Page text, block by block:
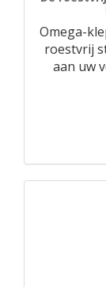
Omega-
roestvrij
aan uw